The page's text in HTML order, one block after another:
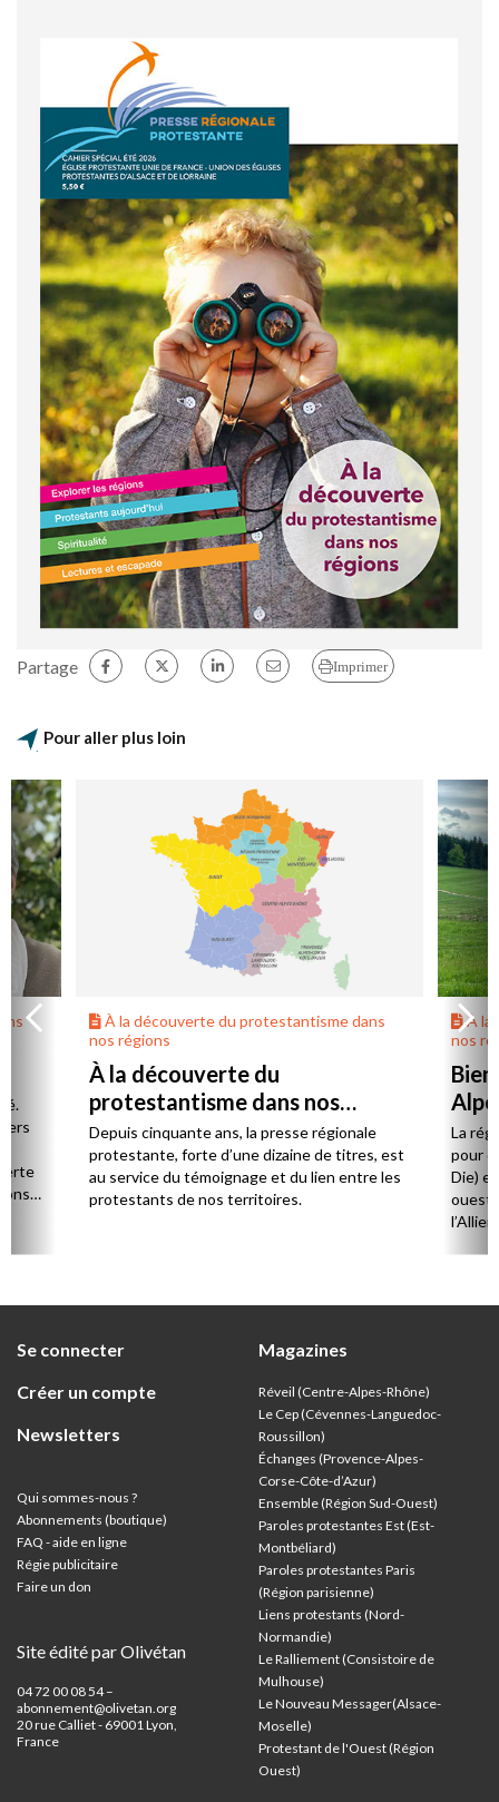
Partage Imprimer
Pour aller plus loin
À la découverte du protestantisme dans
nos régions
À la découverte du
protestantisme dans nos
régions
Depuis cinquante ans, la presse régionale
protestante, forte d’une dizaine de titres, est
au service du témoignage et du lien entre les
protestants de nos territoires.
À la
nos
La
pour
Die)
ouest,
Se connecter
Créer un compte
Newsletters
Qui sommes-nous ?
Abonnements (boutique)
FAQ - aide en ligne
Régie publicitaire
Faire un don
Site édité par Olivétan
04 72 00 08 54 –
abonnement@olivetan.org
20 rue Calliet - 69001 Lyon,
France
Magazines
Réveil (Centre-Alpes-Rhône)
Le Cep (Cévennes-Languedoc-
Roussillon)
Échanges (Provence-Alpes-
Corse-Côte-d’Azur)
Ensemble (Région Sud-Ouest)
Paroles protestantes Est (Est-
Montbéliard)
Paroles protestantes Paris
(Région parisienne)
Liens protestants (Nord-
Normandie)
Le Ralliement (Consistoire de
Mulhouse)
Le Nouveau Messager(Alsace-
Moselle)
Protestant de l'Ouest (Région
Ouest)